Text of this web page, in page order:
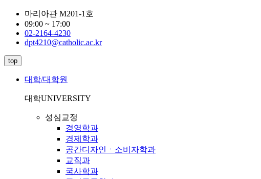
마리아관 M201-1호
09:00 ~ 17:00
02-2164-4230
dpt4210@catholic.ac.kr
top
대학/대학원
대학UNIVERSITY
성심교정
경영학과
경제학과
공간디자인ㆍ소비자학과
교직과
국사학과